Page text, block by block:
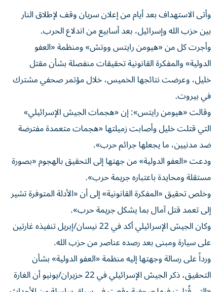
وأتى الاستهداف بعد أيام من إعلان سريان وقف لإطلاق النار
بين حزب الله وإسرائيل، بعد أسابيع من اندلاع الحرب.
وأجرت كل من «هيومن رايتس ووتش» ومنظمة «العفو
الدولية» والمفكرة القانونية تحقيقات منفصلة بشأن مقتل
خليل، وعرضت نتائجها الخميس، خلال مؤتمر صحفي مشترك
في بيروت.
وقالت «هيومن رايتس»: إن «هجمات الجيش الإسرائيلي»
التي قتلت خليل وأصابت زميلتها «هجمات متعمدة مفترضة
ضد مدنيين، ما يجعلها جرائم حرب».
ودعت «العفو الدولية» من جهتها إلى التحقيق بالهجوم «بصورة
مستقلة ومحايدة باعتباره جريمة حرب».
وخلص تحقيق «المفكرة القانونية» إلى أن «الأدلة المتوفرة تشير
إلى تعمد قتل آمال بما يشكل جريمة حرب».
وكان الجيش الإسرائيلي أكد في 22 نيسان/إبريل تنفيذه غارتين
على سيارة ومبنى بعد رصده عناصر من حزب الله.
ورداً على رسالة وجهتها إليه منظمة «العفو الدولية» بشأن
التحقيق، ذكر الجيش الإسرائيلي في 22 حزيران/يونيو أن الغارة